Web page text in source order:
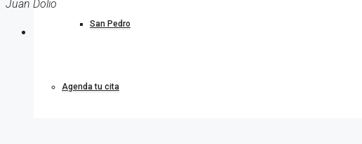
San Pedro
Agenda tu cita
Juan Dolio